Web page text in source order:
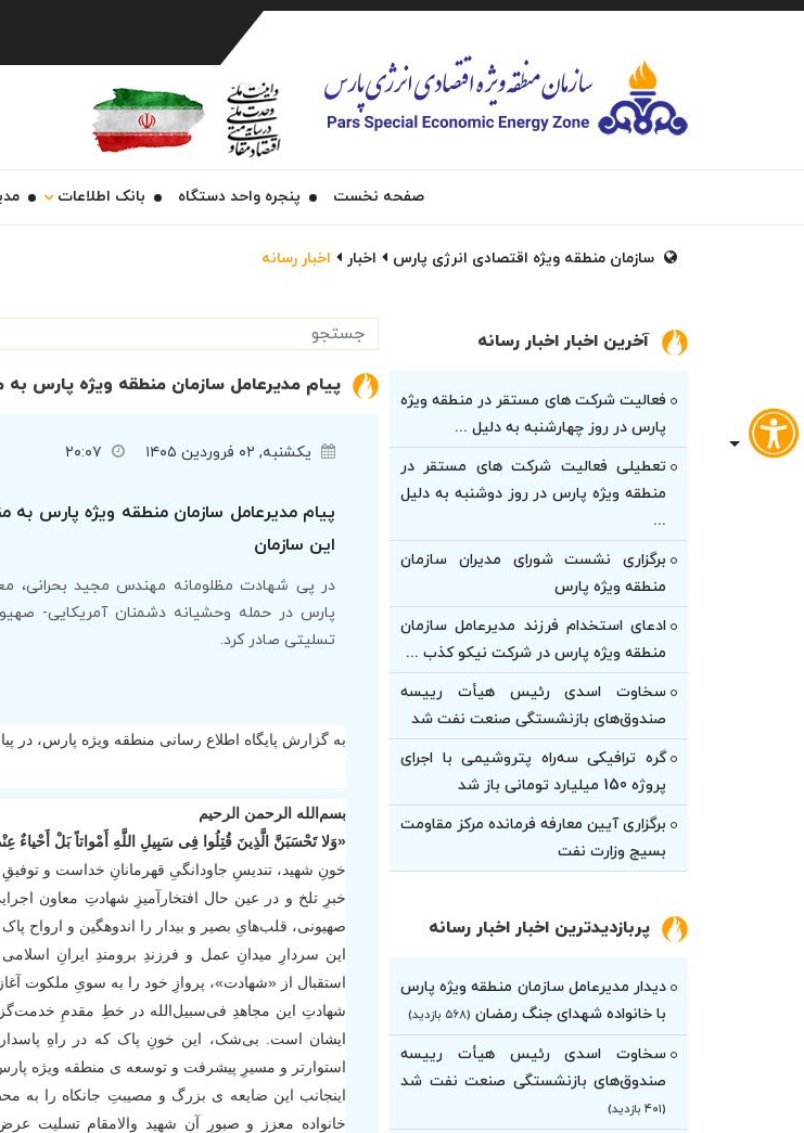
صفحه نخست پنجره واحد دستگاه بانک اطلاعات
سازمان منطقه ویژه اقتصادی انرژی پارس اخبار اخبار رسانه
پیام مدیرعامل سازمان منطقه ویژه پارس
یکشنبه, ۰۲ فروردین ۱۴۰۵ ۲۰:۰۷
پیام مدیرعامل سازمان منطقه ویژه پارس
این سازمان
در پی شهادت مظلومانه مهندس مجید بحرانی،
پارس در حمله وحشیانه دشمنان آمریکایی-
تسلیتی صادر کرد.
به گزارش پایگاه اطلاع رسانی منطقه ویژه پارس،
بسم‌الله الرحمن الرحیم
«وَلا تَحْسَبَنَّ الَّذِینَ قُتِلُوا فِی سَبِیلِ اللَّهِ أَمْواتاً بَلْ أَحْیاءٌ
خونِ شهید، تندیسِ جاودانگیِ قهرمانانِ خداست و
خبرِ تلخ و در عین حال افتخارآمیزِ شهادتِ معاون
صهیونی، قلب‌هایِ بصیر و بیدار را اندوهگین و ارواح پاک
این سردارِ میدانِ عمل و فرزندِ برومندِ ایرانِ
استقبال از «شهادت»، پروازِ خود را به سویِ ملکوت
شهادتِ این مجاهدِ فی‌سبیل‌الله در خطِ مقدمِ
ایشان است. بی‌شک، این خونِ پاک که در راهِ
استوارتر و مسیرِ پیشرفت و توسعه ی منطقه ویژه
اینجانب این ضایعه ی بزرگ و مصیبتِ جانکاه را به
خانواده معزز و صبورِ آن شهید والامقام تسلیت
آخرین اخبار اخبار رسانه
فعالیت شرکت های مستقر در منطقه ویژه
پارس در روز چهارشنبه به دلیل ...
تعطیلی فعالیت شرکت های مستقر در
منطقه ویژه پارس در روز دوشنبه به دلیل
...
برگزاری نشست شورای مدیران سازمان
منطقه ویژه پارس
ادعای استخدام فرزند مدیرعامل سازمان
منطقه ویژه پارس در شرکت نیکو کذب ...
سخاوت اسدی رئیس هیأت‌ رییسه
صندوق‌های بازنشستگی صنعت نفت شد
گره ترافیکی سه‌راه پتروشیمی با اجرای
پروژه 150 میلیارد تومانی باز شد
برگزاری آیین معارفه فرمانده مرکز مقاومت
بسیج وزارت نفت
پربازدیدترین اخبار اخبار رسانه
دیدار مدیرعامل سازمان منطقه ویژه پارس
با خانواده شهدای جنگ رمضان (۵۶۸ بازدید)
سخاوت اسدی رئیس هیأت‌ رییسه
صندوق‌های بازنشستگی صنعت نفت شد
(۴۰۱ بازدید)